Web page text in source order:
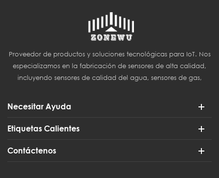
Proveedor de productos y soluciones tecnológicas para IoT. Nos
especializamos en la fabricación de sensores de alta calidad,
incluyendo sensores de calidad del agua, sensores de gas,
Necesitar Ayuda
Etiquetas Calientes
Contáctenos